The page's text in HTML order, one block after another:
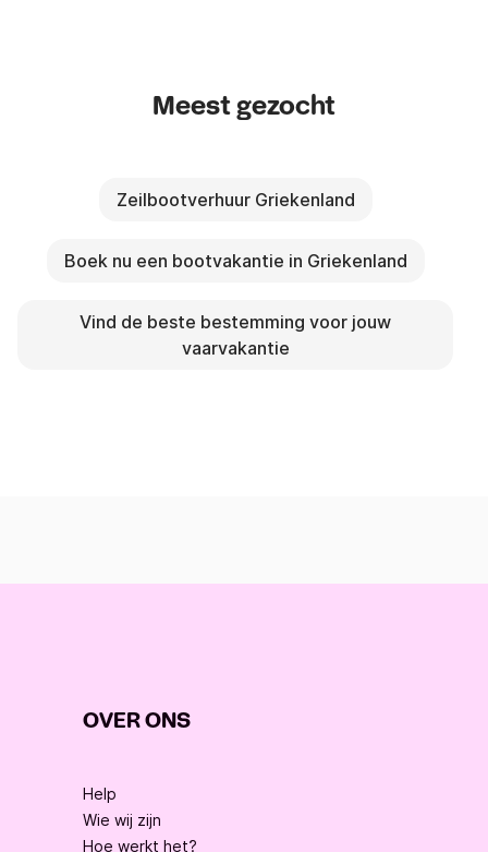
Meest gezocht
Zeilbootverhuur Griekenland
Boek nu een bootvakantie in Griekenland
Vind de beste bestemming voor jouw
vaarvakantie
OVER ONS
Help
Wie wij zijn
Hoe werkt het?